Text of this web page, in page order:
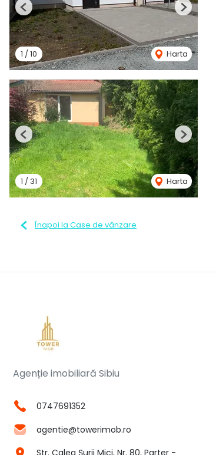
1 /10 Harta
Previous Next
1 / 31 Harta
Previous Next
Înapoi la Case de vânzare
Agenție imobiliară Sibiu
0747691352
agentie@towerimob.ro